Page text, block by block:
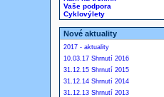
Vaše podpora
Cyklovýlety
Nové aktuality
2017 - aktuality
10.03.17 Shrnutí 2016
31.12.15 Shrnutí 2015
31.12.14 Shrnutí 2014
31.12.13 Shrnutí 2013